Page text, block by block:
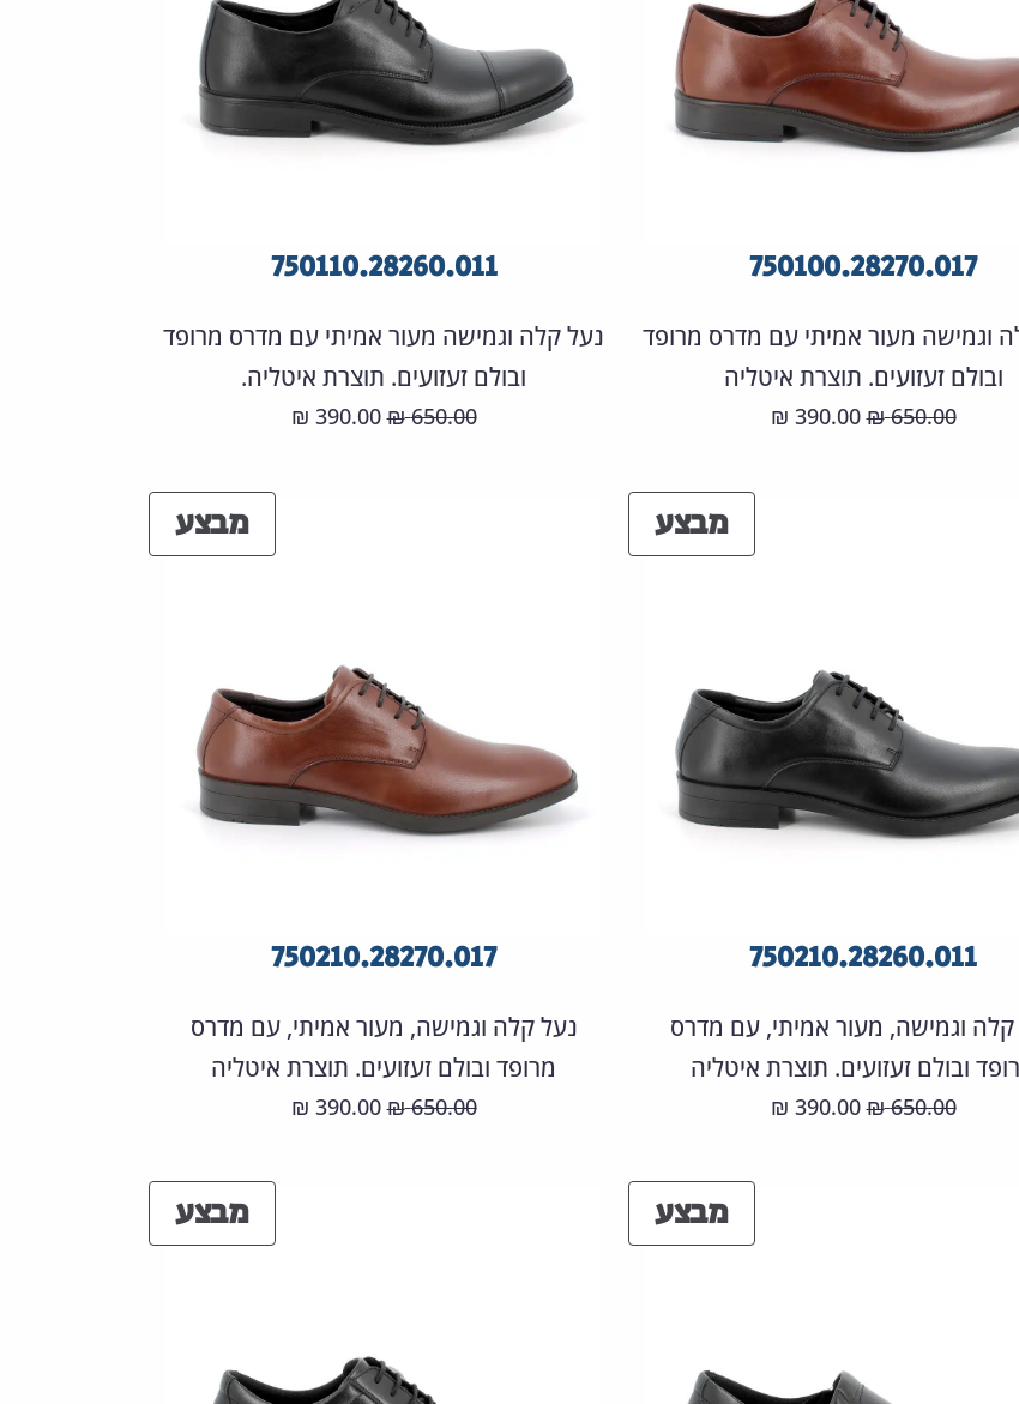
750100.28270.017
וגמישה מעור אמיתי עם מדרס מרופד
ובולם זעזועים. תוצרת איטליה
650.00
₪ המחיר
390.00
₪
הוא:
390.00 ₪.
750110.28260.011
נעל קלה וגמישה מעור אמיתי עם מדרס מרופד
ובולם זעזועים. תוצרת איטליה.
650.00
₪ המחיר
390.00
₪
הוא:
390.00 ₪.
מבצעמוצרים
במבצע
750210.28260.011
וגמישה, מעור אמיתי, עם מדרס
ובולם זעזועים. תוצרת איטליה
650.00
₪ המחיר
390.00
₪
הוא:
390.00 ₪.
מבצעמוצרים
במבצע
750210.28270.017
נעל קלה וגמישה, מעור אמיתי, עם מדרס
מרופד ובולם זעזועים. תוצרת איטליה
650.00
₪ המחיר
390.00
₪
הוא:
390.00 ₪.
מבצעמוצרים
במבצע
מבצעמוצרים
במבצע